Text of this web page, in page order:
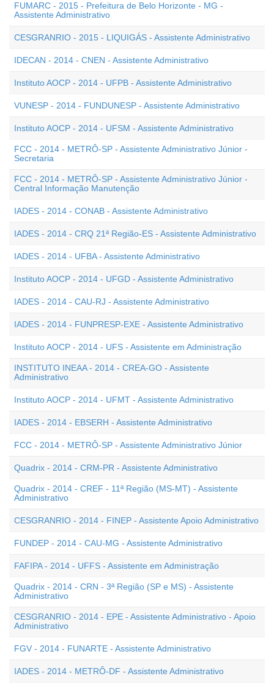
FUMARC - 2015 - Prefeitura de Belo Horizonte - MG -
Assistente Administrativo
CESGRANRIO - 2015 - LIQUIGÁS - Assistente Administrativo
IDECAN - 2014 - CNEN - Assistente Administrativo
Instituto AOCP - 2014 - UFPB - Assistente Administrativo
VUNESP - 2014 - FUNDUNESP - Assistente Administrativo
Instituto AOCP - 2014 - UFSM - Assistente Administrativo
FCC - 2014 - METRÔ-SP - Assistente Administrativo Júnior -
Secretaria
FCC - 2014 - METRÔ-SP - Assistente Administrativo Júnior -
Central Informação Manutenção
IADES - 2014 - CONAB - Assistente Administrativo
IADES - 2014 - CRQ 21ª Região-ES - Assistente Administrativo
IADES - 2014 - UFBA - Assistente Administrativo
Instituto AOCP - 2014 - UFGD - Assistente Administrativo
IADES - 2014 - CAU-RJ - Assistente Administrativo
IADES - 2014 - FUNPRESP-EXE - Assistente Administrativo
Instituto AOCP - 2014 - UFS - Assistente em Administração
INSTITUTO INEAA - 2014 - CREA-GO - Assistente
Administrativo
Instituto AOCP - 2014 - UFMT - Assistente Administrativo
IADES - 2014 - EBSERH - Assistente Administrativo
FCC - 2014 - METRÔ-SP - Assistente Administrativo Júnior
Quadrix - 2014 - CRM-PR - Assistente Administrativo
Quadrix - 2014 - CREF - 11ª Região (MS-MT) - Assistente
Administrativo
CESGRANRIO - 2014 - FINEP - Assistente Apoio Administrativo
FUNDEP - 2014 - CAU-MG - Assistente Administrativo
FAFIPA - 2014 - UFFS - Assistente em Administração
Quadrix - 2014 - CRN - 3ª Região (SP e MS) - Assistente
Administrativo
CESGRANRIO - 2014 - EPE - Assistente Administrativo - Apoio
Administrativo
FGV - 2014 - FUNARTE - Assistente Administrativo
IADES - 2014 - METRÔ-DF - Assistente Administrativo